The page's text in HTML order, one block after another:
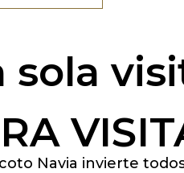
sola
Navia invierte